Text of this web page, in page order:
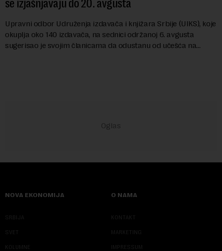
se izjašnjavaju do 20. avgusta
Upravni odbor Udruženja izdavača i knjižara Srbije (UIKS), koje
okuplja oko 140 izdavača, na sednici održanoj 6. avgusta
sugerisao je svojim članicama da odustanu od učešća na
NOVA EKONOMIJA
SRBIJA
SVET
KOLUMNE
O NAMA
KONTAKT
MARKETING
IMPRESSUM